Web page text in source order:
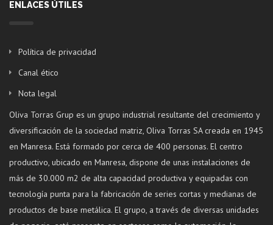
ENLACES ÚTILES
Política de privacidad
Canal ético
Nota legal
Oliva Torras Grup es un grupo industrial resultante del crecimiento y
diversificación de la sociedad matriz, Oliva Torras SA creada en 1945
en Manresa. Está formado por cerca de 400 personas. El centro
productivo, ubicado en Manresa, dispone de unas instalaciones de
más de 30.000 m2 de alta capacidad productiva y equipadas con
tecnología punta para la fabricación de series cortas y medianas de
productos de base metálica. El grupo, a través de diversas unidades